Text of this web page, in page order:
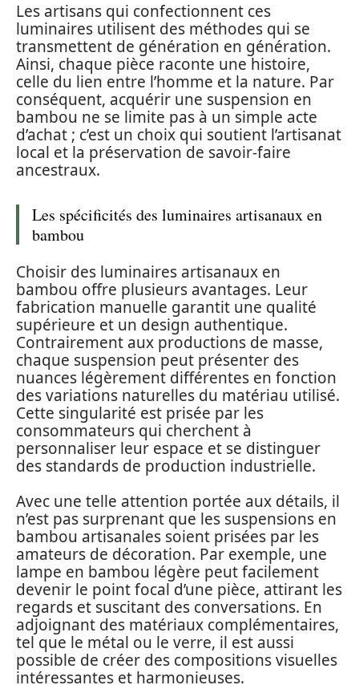
Les artisans qui confectionnent ces
luminaires utilisent des méthodes qui se
transmettent de génération en génération.
Ainsi, chaque pièce raconte une histoire,
celle du lien entre l’homme et la nature. Par
conséquent, acquérir une suspension en
bambou ne se limite pas à un simple acte
d’achat ; c’est un choix qui soutient l’artisanat
local et la préservation de savoir-faire
ancestraux.
Les spécificités des luminaires artisanaux en
bambou
Choisir des luminaires artisanaux en
bambou offre plusieurs avantages. Leur
fabrication manuelle garantit une qualité
supérieure et un design authentique.
Contrairement aux productions de masse,
chaque suspension peut présenter des
nuances légèrement différentes en fonction
des variations naturelles du matériau utilisé.
Cette singularité est prisée par les
consommateurs qui cherchent à
personnaliser leur espace et se distinguer
des standards de production industrielle.
Avec une telle attention portée aux détails, il
n’est pas surprenant que les suspensions en
bambou artisanales soient prisées par les
amateurs de décoration. Par exemple, une
lampe en bambou légère peut facilement
devenir le point focal d’une pièce, attirant les
regards et suscitant des conversations. En
adjoignant des matériaux complémentaires,
tel que le métal ou le verre, il est aussi
possible de créer des compositions visuelles
intéressantes et harmonieuses.